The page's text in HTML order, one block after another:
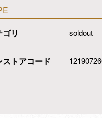
ゴリ
soldout
ストアコード